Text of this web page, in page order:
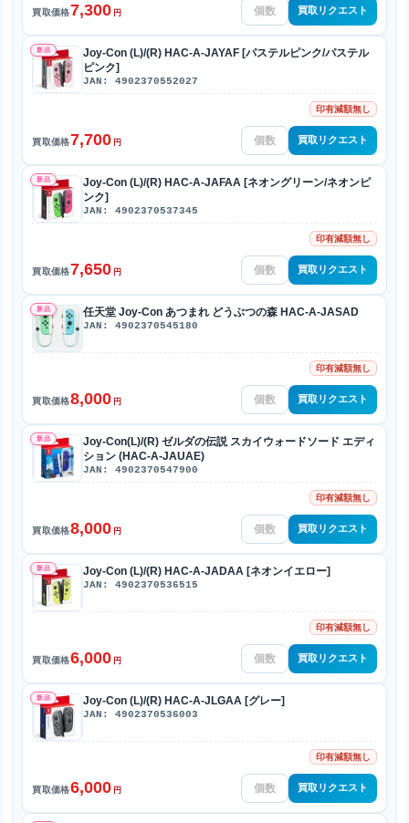
買取価格7,300 円 買取リクエスト
新品
Joy-Con (L)/(R) HAC-A-JAYAF [パステルピンク/パステル
ピンク]
JAN: 4902370552027
印有減額無し
買取価格7,700 円 買取リクエスト
新品
Joy-Con (L)/(R) HAC-A-JAFAA [ネオングリーン/ネオンピ
ンク]
JAN: 4902370537345
印有減額無し
買取価格7,650 円 買取リクエスト
新品 任天堂 Joy-Con あつまれ どうぶつの森 HAC-A-JASAD
JAN: 4902370545180
印有減額無し
買取価格8,000 円 買取リクエスト
新品
Joy-Con(L)/(R) ゼルダの伝説 スカイウォードソード エディ
ション (HAC-A-JAUAE)
JAN: 4902370547900
印有減額無し
買取価格8,000 円 買取リクエスト
新品 Joy-Con (L)/(R) HAC-A-JADAA [ネオンイエロー]
JAN: 4902370536515
印有減額無し
買取価格6,000 円 買取リクエスト
新品 Joy-Con (L)/(R) HAC-A-JLGAA [グレー]
JAN: 4902370536003
印有減額無し
買取価格6,000 円 買取リクエスト